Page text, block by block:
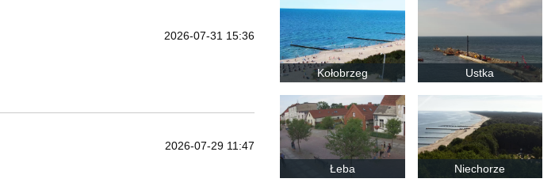
2026-07-31 15:36
2026-07-29 11:47
Kołobrzeg Ustka
Łeba Niechorze